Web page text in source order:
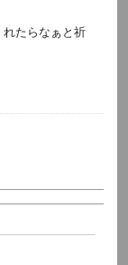
たらなぁと祈